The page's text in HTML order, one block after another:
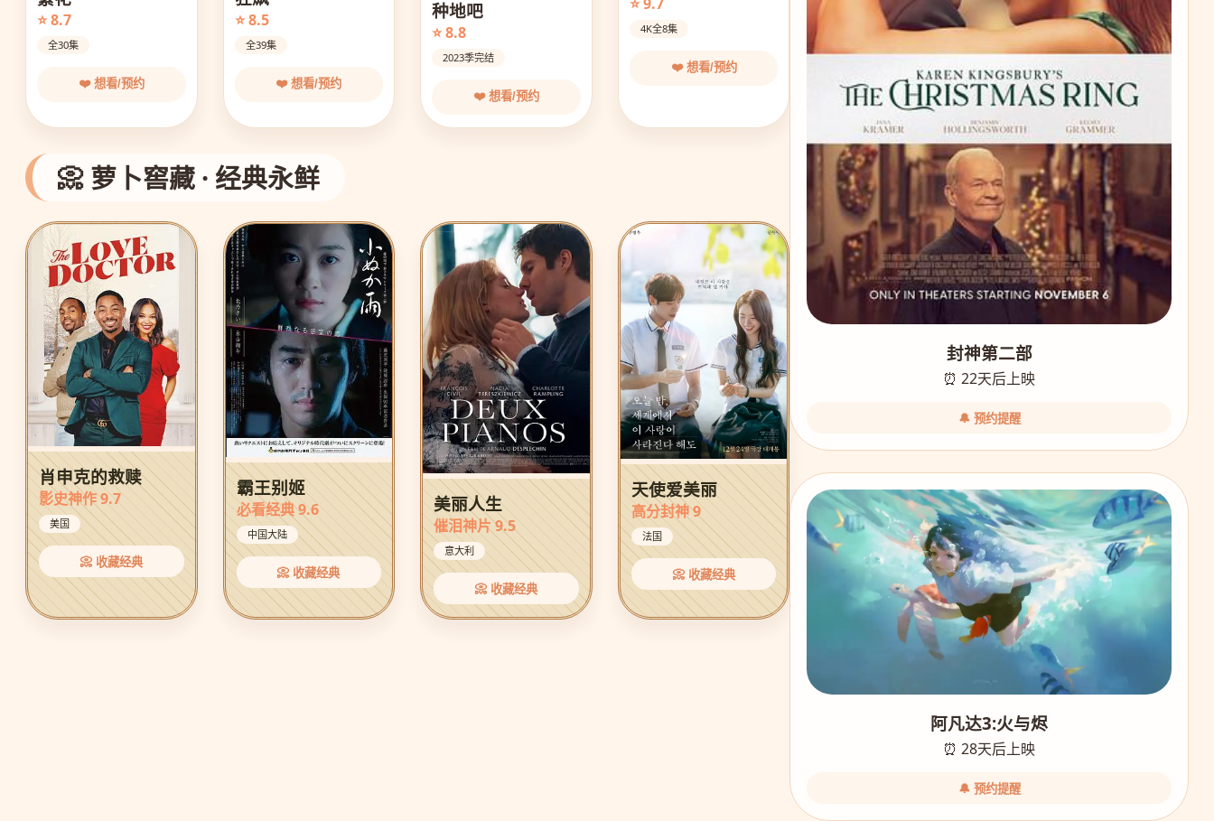
⭐ 8.7
全30集
❤️ 想看/预约
⭐ 8.5
全39集
❤️ 想看/预约
种地吧
⭐ 8.8
2023季完结
❤️ 想看/预约
4K全8集
❤️ 想看/预约
📀 萝卜窖藏 · 经典永鲜
肖申克的救赎
影史神作 9.7
美国
📀 收藏经典
霸王别姬
必看经典 9.6
中国大陆
📀 收藏经典
美丽人生
催泪神片 9.5
意大利
📀 收藏经典
天使爱美丽
高分封神 9
法国
📀 收藏经典
封神第二部
⏰ 22天后上映
🔔 预约提醒
阿凡达3:火与烬
⏰ 28天后上映
🔔 预约提醒